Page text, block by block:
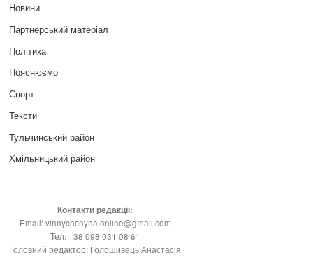
Новини
Партнерський матеріал
Політика
Пояснюємо
Спорт
Тексти
Тульчинський район
Хмільницький район
Контакти редакції:
Email: vinnychchyna.online@gmail.com
Тел: +38 098 031 08 61
Головний редактор: Голошивець Анастасія